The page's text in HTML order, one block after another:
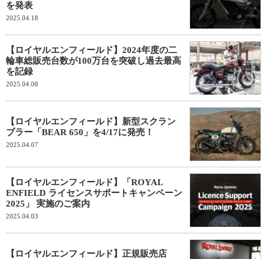
を発表
2025.04.18
【ロイヤルエンフィールド】2024年度の二
輪車総販売台数が100万台を突破し過去最高
を記録
2025.04.08
【ロイヤルエンフィールド】新型スクラン
ブラー「BEAR 650」を4/17に発売！
2025.04.07
【ロイヤルエンフィールド】「ROYAL
ENFIELD ライセンスサポートキャンペーン
2025」 実施のご案内
2025.04.03
【ロイヤルエンフィールド】正規販売店